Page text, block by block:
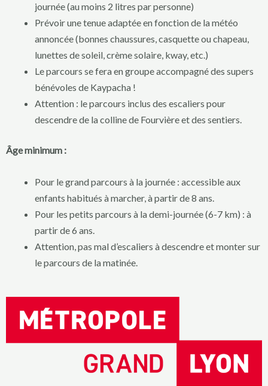
journée (au moins 2 litres par personne)
Prévoir une tenue adaptée en fonction de la météo
annoncée (bonnes chaussures, casquette ou chapeau,
lunettes de soleil, crème solaire, kway, etc.)
Le parcours se fera en groupe accompagné des supers
bénévoles de Kaypacha !
Attention : le parcours inclus des escaliers pour
descendre de la colline de Fourvière et des sentiers.
Âge minimum :
Pour le grand parcours à la journée : accessible aux
enfants habitués à marcher, à partir de 8 ans.
Pour les petits parcours à la demi-journée (6-7 km) : à
partir de 6 ans.
Attention, pas mal d’escaliers à descendre et monter sur
le parcours de la matinée.